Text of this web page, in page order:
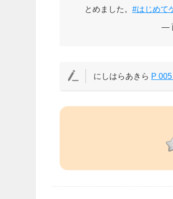
とめました。 #はじめて
—
にしはらあきら P